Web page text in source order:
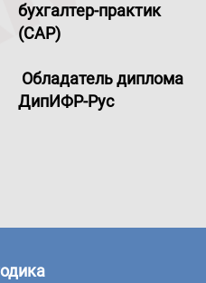
бухгалтер-практик
(CAP)
Обладатель диплома
ДипИФР-Рус